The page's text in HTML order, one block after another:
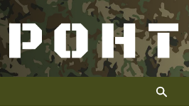
ФРОНТ